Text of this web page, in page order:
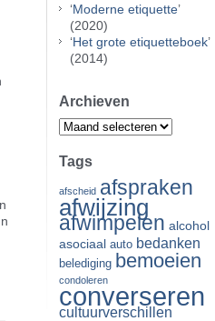
‘Moderne etiquette’
(2020)
‘Het grote etiquetteboek’
(2014)
Archieven
Archieven
Tags
afscheid afspraken
afwijzing
afwimpelen alcohol
asociaal auto bedanken
belediging bemoeien
condoleren
converseren
cultuurverschillen